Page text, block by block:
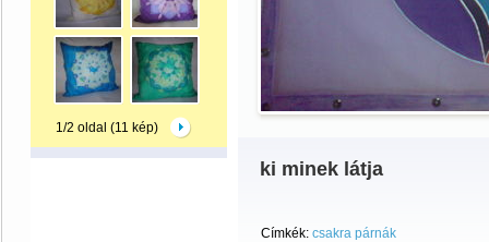
1/2 oldal (11 kép)
ki minek látja
Címkék: csakra párnák